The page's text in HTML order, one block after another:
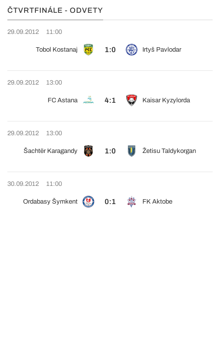
ČTVRTFINÁLE - ODVETY
29.09.2012 11:00
Tobol Kostanaj 1:0 Irtyš Pavlodar
29.09.2012 13:00
FC Astana 4:1 Kaisar Kyzylorda
29.09.2012 13:00
Šachtër Karagandy 1:0 Žetisu Taldykorgan
30.09.2012 11:00
Ordabasy Šymkent 0:1 FK Aktobe